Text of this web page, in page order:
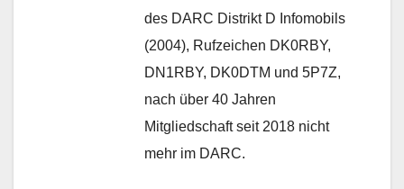
des DARC Distrikt D Infomobils
(2004), Rufzeichen DK0RBY,
DN1RBY, DK0DTM und 5P7Z,
nach über 40 Jahren
Mitgliedschaft seit 2018 nicht
mehr im DARC.